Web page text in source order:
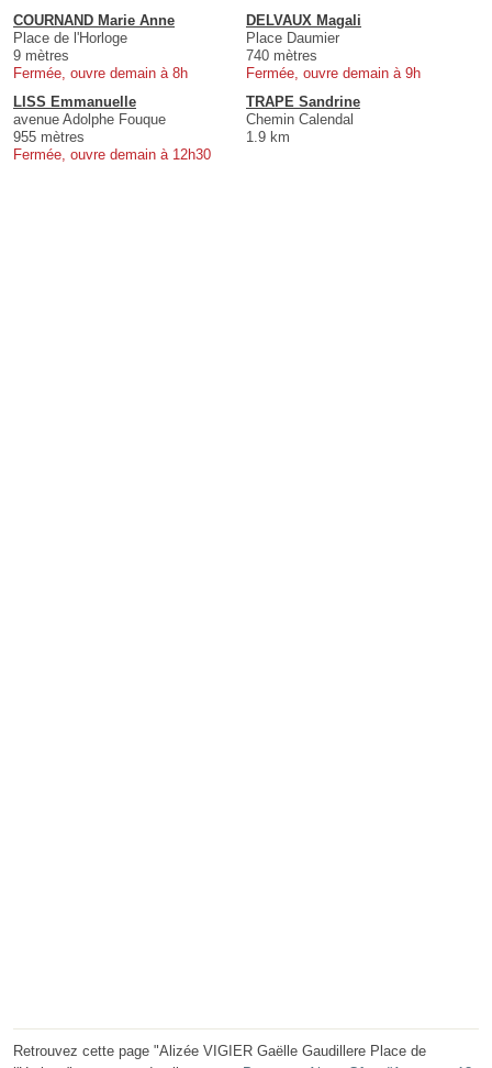
COURNAND Marie Anne
Place de l'Horloge
9 mètres
Fermée, ouvre demain à 8h
DELVAUX Magali
Place Daumier
740 mètres
Fermée, ouvre demain à 9h
LISS Emmanuelle
avenue Adolphe Fouque
955 mètres
Fermée, ouvre demain à 12h30
TRAPE Sandrine
Chemin Calendal
1.9 km
Retrouvez cette page "Alizée VIGIER Gaëlle Gaudillere Place de